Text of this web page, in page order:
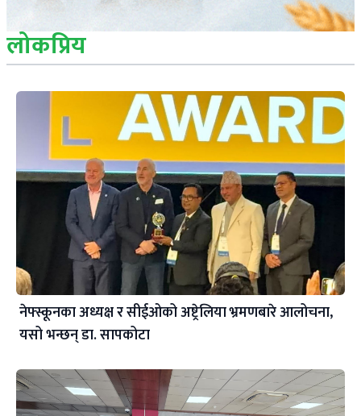
लोकप्रिय
नेफ्स्कूनका अध्यक्ष र सीईओको अष्ट्रेलिया भ्रमणबारे आलोचना,
यसो भन्छन् डा‍. सापकोटा